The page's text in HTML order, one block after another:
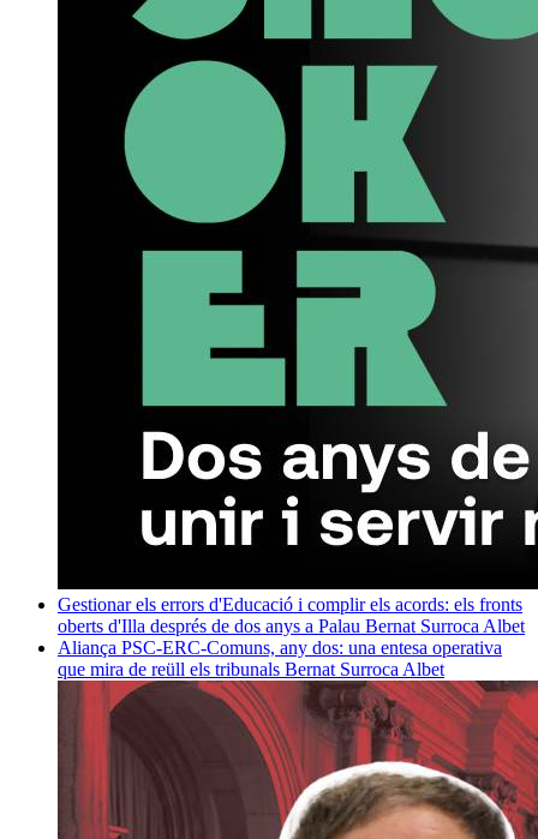
Gestionar els errors d'Educació i complir els acords: els fronts
oberts d'Illa després de dos anys a Palau Bernat Surroca Albet
Aliança PSC-ERC-Comuns, any dos: una entesa operativa
que mira de reüll els tribunals Bernat Surroca Albet